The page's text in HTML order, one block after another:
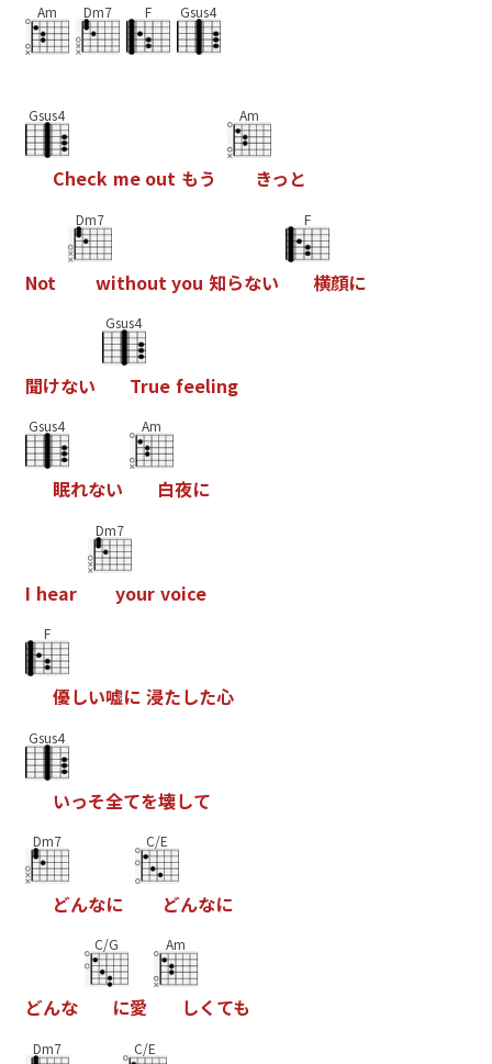
Am Dm7 F Gsus4
Gsus4
Check me out もう
Am
きっ と
Not
Dm7
without you 知らない
F
横顔に
聞けない
Gsus4
True feeling
Gsus4
眠れない
Am
白夜に
I hear
Dm7
your voice
F
優しい嘘に 浸たした心
Gsus4
いっそ全てを壊して
Dm7
どんなに
C/E
どんなに
どんな
C/G
に愛
Am
しく ても
Dm7 C/E